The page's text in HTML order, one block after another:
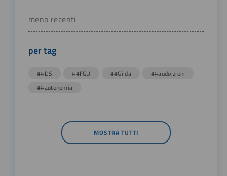
meno recenti
per tag
##DS ##FGU ##Gilda
##audoizioni
##autonomia
MOSTRA TUTTI